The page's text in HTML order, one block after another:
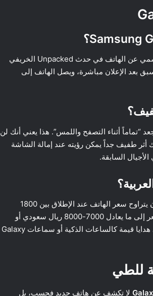
حسب التسريبات ومواعيد سامسونج السنوية، من المتوقع أن يتم الكشف الرسمي عن الهاتف في حدث Unpacked الخريفي
بعد الإعلان مباشرة، ويصل الهاتف إلى
أثناء التصفح واللمس”. هذا يعني أنك لن
أثر طفيف جداً يمكن رؤيته عند إمالة الشاشة
السابقة.
بناءً على أسعار الأجيال السابقة والتقنيات الجديدة المضافة، يتوقع المحللون أن يتراوح سعر الهاتف عند الإطلاق بين 1800
و2000 دولار أمريكي للطراز الأساسي. أما في الأسواق العربية، فقد يصل السعر إلى ما يعادل 7000-8000 ريال سعودي أو
70,000-80,000 جنيه مصري، مع احتمال وجود عروض للطلب المسبق تشمل هدايا قيمة كالساعات الذكية أو سماعات Galaxy
للطي
لا تكشف عن هاتف جديد فحسب، بل